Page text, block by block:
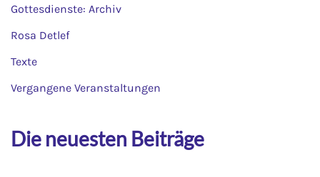
Gottesdienste: Archiv
Rosa Detlef
Texte
Vergangene Veranstaltungen
Die neuesten Beiträge